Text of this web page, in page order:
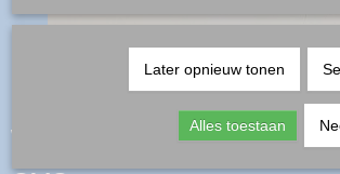
waxinelicht -
Later opnieuw tonen
Alles toestaan